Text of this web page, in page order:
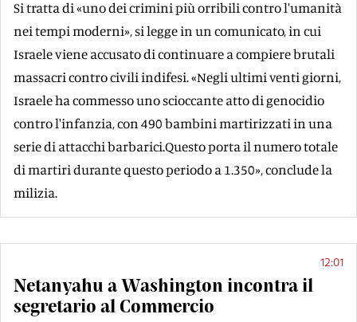
Si tratta di «uno dei crimini più orribili contro l'umanità
nei tempi moderni», si legge in un comunicato, in cui
Israele viene accusato di continuare a compiere brutali
massacri contro civili indifesi. «Negli ultimi venti giorni,
Israele ha commesso uno scioccante atto di genocidio
contro l'infanzia, con 490 bambini martirizzati in una
serie di attacchi barbarici.Questo porta il numero totale
di martiri durante questo periodo a 1.350», conclude la
milizia.
12:01
Netanyahu a Washington incontra il
segretario al Commercio